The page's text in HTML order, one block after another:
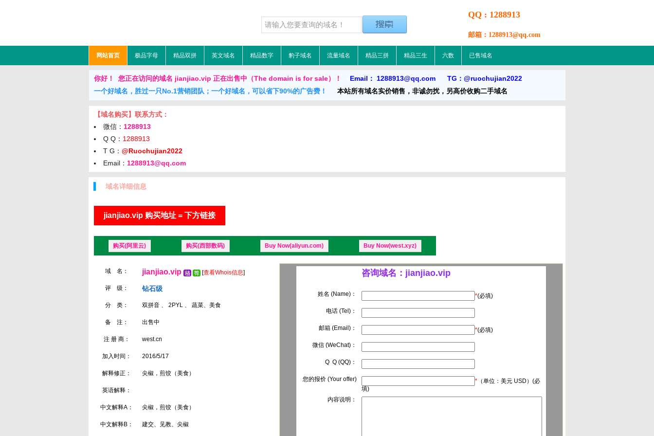
QQ : 1288913
邮箱：1288913@qq.com
网站首页 极品字母 精品双拼 英文域名 精品数字 豹子域名 流量域名 精品三拼 精品三生 六数 已售域名
你好！ 您正在访问的域名 jianjiao.vip 正在出售中（The domain is for sale）！
Email： 1288913@qq.com TG：@ruochujian2022
一个好域名，胜过一只No.1营销团队；一个好域名，可以省下90%的广告费！
本站所有域名实价销售，非诚勿扰，另高价收购二手域名
【域名购买】联系方式：
微信： 1288913
Q Q： 1288913
T G： @Ruochujian2022
Email： 1288913@qq.com
域名详细信息
jianjiao.vip 购买地址 = 下方链接
购买(阿里云) 购买(西部数码) Buy Now(aliyun.com) Buy Now(west.xyz)
域 名： jianjiao.vip [查看Whois信息]
评 级： 钻石级
分 类： 双拼音 、 2PYL 、 蔬菜、美食
备 注： 出售中
注 册 商： west.cn
加入时间： 2016/5/17
解释修正： 尖椒，煎饺（美食）
英语解释：
中文解释A： 尖椒，煎饺（美食）
中文解释B： 建交、见教、尖椒
咨询域名：jianjiao.vip
姓名 (Name)： *(必填)
电话 (Tel)：
邮箱 (Email)： *(必填)
微信 (WeChat)：
Q Q (QQ)：
您的报价 (Your offer) * （单位：美元 USD）(必
填)
内容说明：